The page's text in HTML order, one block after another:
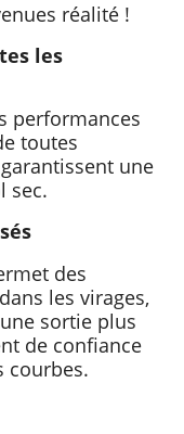
réalité !
les
performances
toutes
une
sec.
des
les virages,
sortie plus
de confiance
courbes.